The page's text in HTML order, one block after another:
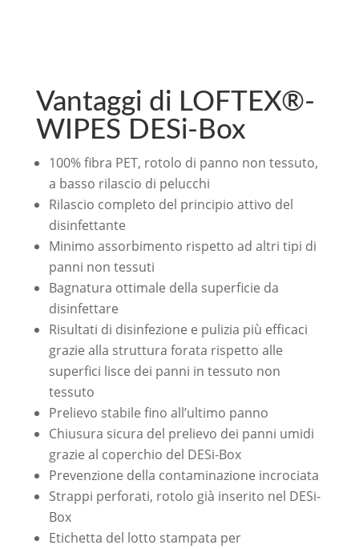
Vantaggi di LOFTEX®-
WIPES DESi-Box
100% fibra PET, rotolo di panno non tessuto,
a basso rilascio di pelucchi
Rilascio completo del principio attivo del
disinfettante
Minimo assorbimento rispetto ad altri tipi di
panni non tessuti
Bagnatura ottimale della superficie da
disinfettare
Risultati di disinfezione e pulizia più efficaci
grazie alla struttura forata rispetto alle
superfici lisce dei panni in tessuto non
tessuto
Prelievo stabile fino all’ultimo panno
Chiusura sicura del prelievo dei panni umidi
grazie al coperchio del DESi-Box
Prevenzione della contaminazione incrociata
Strappi perforati, rotolo già inserito nel DESi-
Box
Etichetta del lotto stampata per